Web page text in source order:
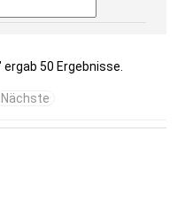
ergab 50 Ergebnisse.
Nächste